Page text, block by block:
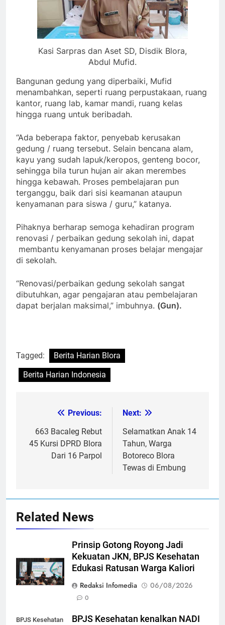
Kasi Sarpras dan Aset SD, Disdik Blora,
Abdul Mufid.
Bangunan gedung yang diperbaiki, Mufid
menambahkan, seperti ruang perpustakaan, ruang
kantor, ruang lab, kamar mandi, ruang kelas
hingga ruang untuk beribadah.
“Ada beberapa faktor, penyebab kerusakan
gedung / ruang tersebut. Selain bencana alam,
kayu yang sudah lapuk/keropos, genteng bocor,
sehingga bila turun hujan air akan merembes
hingga kebawah. Proses pembelajaran pun
terganggu, baik dari sisi keamanan ataupun
kenyamanan para siswa / guru,” katanya.
Pihaknya berharap semoga kehadiran program
renovasi / perbaikan gedung sekolah ini, dapat
membantu kenyamanan proses belajar mengajar
di sekolah.
“Renovasi/perbaikan gedung sekolah sangat
dibutuhkan, agar pengajaran atau pembelajaran
dapat berjalan maksimal,” imbuhnya. (Gun).
Tagged:
Berita Harian Blora
Berita Harian Indonesia
navigation
Previous:
663 Bacaleg Rebut
45 Kursi DPRD Blora
Dari 16 Parpol
Next:
Selamatkan Anak 14
Tahun, Warga
Botoreco Blora
Tewas di Embung
Related News
Prinsip Gotong Royong Jadi
Kekuatan JKN, BPJS Kesehatan
Edukasi Ratusan Warga Kaliori
Redaksi Infomedia
06/08/2026
0
BPJS Kesehatan
BPJS Kesehatan kenalkan NADI